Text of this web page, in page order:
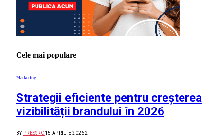
Cele mai populare
Marketing
Strategii eficiente pentru creșterea
vizibilității brandului în 2026
BY PRESSRO15 APRILIE 20262